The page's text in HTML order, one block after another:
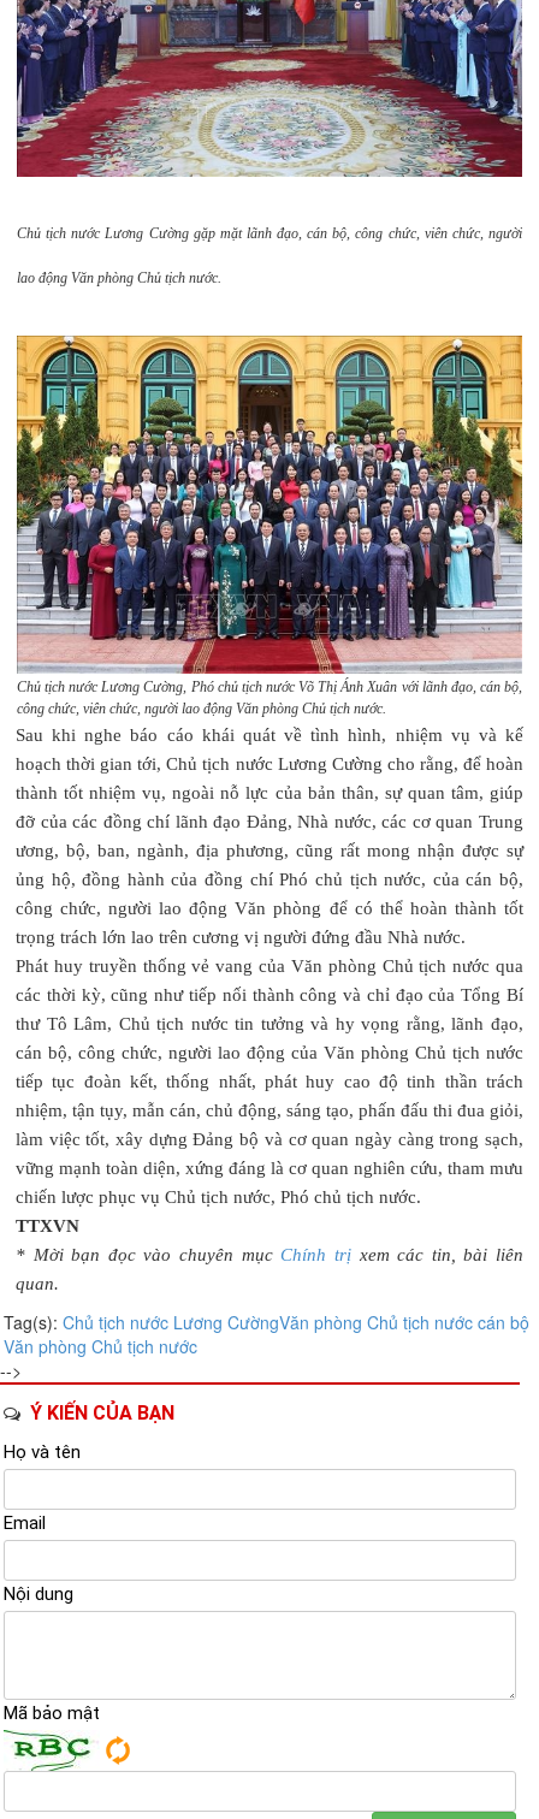
Chủ tịch nước Lương Cường gặp mặt lãnh đạo, cán bộ, công chức, viên chức, người
lao động Văn phòng Chủ tịch nước.
Chủ tịch nước Lương Cường, Phó chủ tịch nước Võ Thị Ánh Xuân với lãnh đạo, cán bộ,
công chức, viên chức, người lao động Văn phòng Chủ tịch nước.
Sau khi nghe báo cáo khái quát về tình hình, nhiệm vụ và kế
hoạch thời gian tới, Chủ tịch nước Lương Cường cho rằng, để hoàn
thành tốt nhiệm vụ, ngoài nỗ lực của bản thân, sự quan tâm, giúp
đỡ của các đồng chí lãnh đạo Đảng, Nhà nước, các cơ quan Trung
ương, bộ, ban, ngành, địa phương, cũng rất mong nhận được sự
ủng hộ, đồng hành của đồng chí Phó chủ tịch nước, của cán bộ,
công chức, người lao động Văn phòng để có thể hoàn thành tốt
trọng trách lớn lao trên cương vị người đứng đầu Nhà nước.
Phát huy truyền thống vẻ vang của Văn phòng Chủ tịch nước qua
các thời kỳ, cũng như tiếp nối thành công và chỉ đạo của Tổng Bí
thư Tô Lâm, Chủ tịch nước tin tưởng và hy vọng rằng, lãnh đạo,
cán bộ, công chức, người lao động của Văn phòng Chủ tịch nước
tiếp tục đoàn kết, thống nhất, phát huy cao độ tinh thần trách
nhiệm, tận tụy, mẫn cán, chủ động, sáng tạo, phấn đấu thi đua giỏi,
làm việc tốt, xây dựng Đảng bộ và cơ quan ngày càng trong sạch,
vững mạnh toàn diện, xứng đáng là cơ quan nghiên cứu, tham mưu
chiến lược phục vụ Chủ tịch nước, Phó chủ tịch nước.
TTXVN
* Mời bạn đọc vào chuyên mụcChính trịxem các tin, bài liên
quan.
Tag(s): Chủ tịch nước Lương CườngVăn phòng Chủ tịch nước cán bộ
Văn phòng Chủ tịch nước
-->
Ý KIẾN CỦA BẠN
Họ và tên
Email
Nội dung
Mã bảo mật